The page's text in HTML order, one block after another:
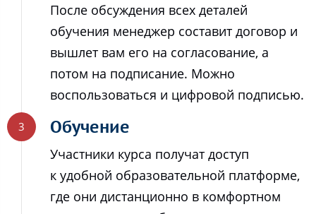
После обсуждения всех деталей
обучения менеджер составит договор и
вышлет вам его на согласование, а
потом на подписание. Можно
воспользоваться и цифровой подписью.
Обучение
Участники курса получат доступ
к удобной образовательной платформе,
где они дистанционно в комфортном